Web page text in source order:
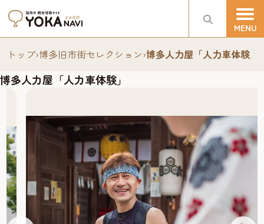
トップ›博多旧市街セレクション›博多人力屋「人力車体験」
博多人力屋「人力車体験」